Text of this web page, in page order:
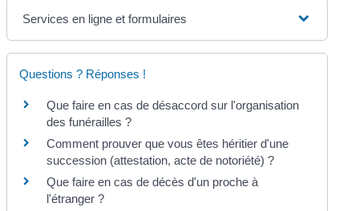
Services en ligne et formulaires
Questions ? Réponses !
Que faire en cas de désaccord sur l'organisation
des funérailles ?
Comment prouver que vous êtes héritier d'une
succession (attestation, acte de notoriété) ?
Que faire en cas de décès d'un proche à
l'étranger ?